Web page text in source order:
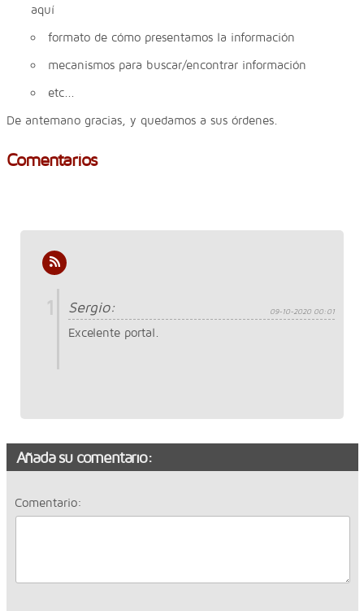
aquí
formato de cómo presentamos la información
mecanismos para buscar/encontrar información
etc...
De antemano gracias, y quedamos a sus órdenes.
Comentarios
1 Sergio: 09-10-2020 00:01
Excelente portal.
Añada su comentario:
Comentario: